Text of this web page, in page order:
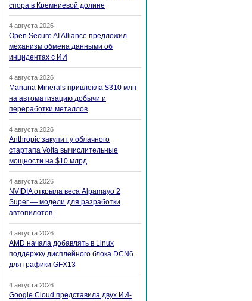
спора в Кремниевой долине
4 августа 2026
Open Secure AI Alliance предложил
механизм обмена данными об
инцидентах с ИИ
4 августа 2026
Mariana Minerals привлекла $310 млн
на автоматизацию добычи и
переработки металлов
4 августа 2026
Anthropic закупит у облачного
стартапа Volta вычислительные
мощности на $10 млрд
4 августа 2026
NVIDIA открыла веса Alpamayo 2
Super — модели для разработки
автопилотов
4 августа 2026
AMD начала добавлять в Linux
поддержку дисплейного блока DCN6
для графики GFX13
4 августа 2026
Google Cloud представила двух ИИ-